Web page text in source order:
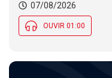
Social nesta sexta (7)
07/08/2026
OUVIR 01:00